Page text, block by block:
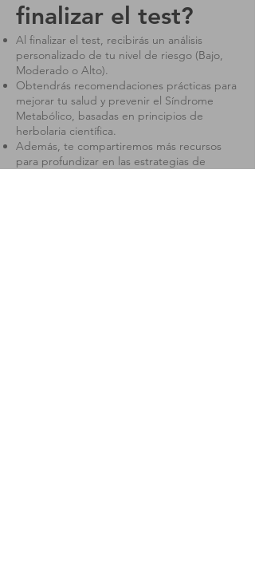
finalizar el test?
Al finalizar el test, recibirás un análisis
personalizado de tu nivel de riesgo (Bajo,
Moderado o Alto).
Obtendrás recomendaciones prácticas para
mejorar tu salud y prevenir el Síndrome
Metabólico, basadas en principios de
herbolaria científica.
Además, te compartiremos más recursos
para profundizar en las estrategias de